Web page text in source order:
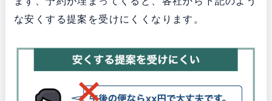
な安くする提案を受けにくくなります。